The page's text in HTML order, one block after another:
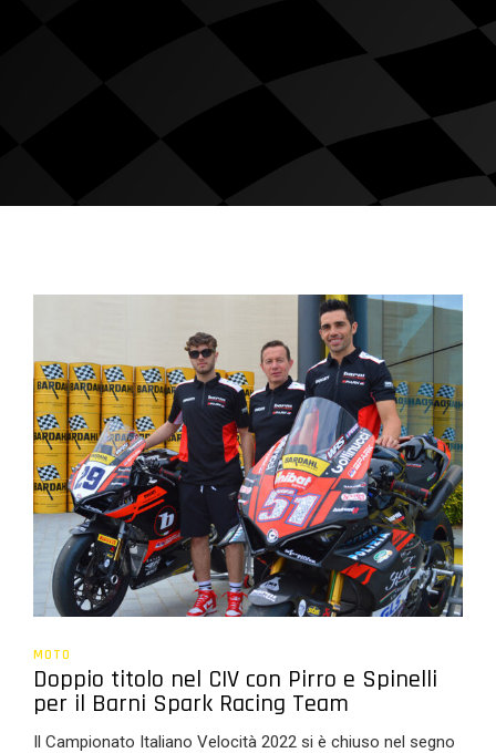
MOTO
Doppio titolo nel CIV con Pirro e Spinelli
per il Barni Spark Racing Team
Il Campionato Italiano Velocità 2022 si è chiuso nel segno